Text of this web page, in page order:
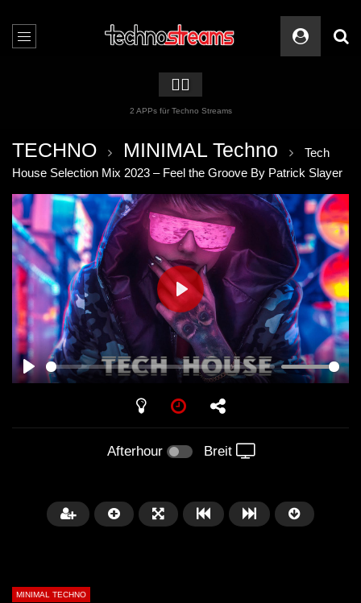
🏳️‍🌈
2 APPs für Techno Streams
TECHNO MINIMAL Techno
Tech
House Selection Mix 2023 – Feel the Groove By Patrick Slayer
PLAY
PLAY
Afterhour Breit
MINIMAL TECHNO